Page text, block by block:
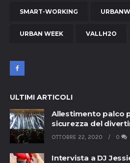
SMART-WORKING
URBAN WEEK VALLH2O
ULTIMI ARTICOLI
Allestimento palco
sicurezza del
OTTOBRE 22, 2020 0
Intervista a DJ